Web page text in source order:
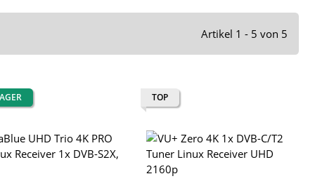
Artikel 1 - 5 von 5
TOP